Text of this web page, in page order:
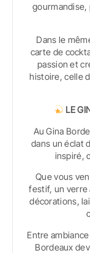
gourmandise,
Dans le
carte de
passion et
histoire, celle
LE
Au Gina
dans un éclat
inspiré,
Que vous
festif, un verre
décorations,
Entre
Bordeaux